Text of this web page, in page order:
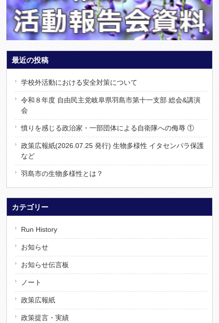
最近の投稿
学校外活動における安全対策について
令和８年度 自由民主党岐阜県羽島市第十一支部 総会&講演
会
憤りを感じる政治家・一部団体による自衛隊への侮辱 ①
政策広報紙(2026.07.25 発行) 生物多様性 イタセンパラ保護
など
羽島市の生物多様性とは？
カテゴリー
Run History
お知らせ
お知らせ伝言板
ノート
政策広報紙
政策提言・実績